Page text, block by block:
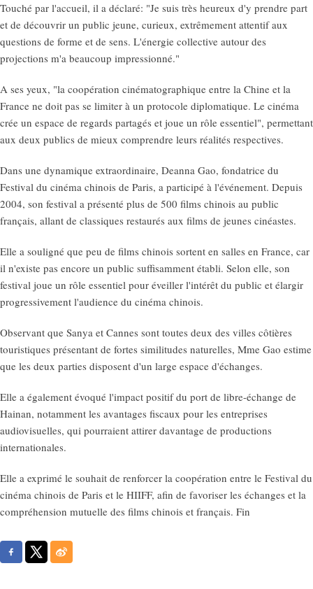
Touché par l'accueil, il a déclaré: "Je suis très heureux d'y prendre part
et de découvrir un public jeune, curieux, extrêmement attentif aux
questions de forme et de sens. L'énergie collective autour des
projections m'a beaucoup impressionné."
A ses yeux, "la coopération cinématographique entre la Chine et la
France ne doit pas se limiter à un protocole diplomatique. Le cinéma
crée un espace de regards partagés et joue un rôle essentiel", permettant
aux deux publics de mieux comprendre leurs réalités respectives.
Dans une dynamique extraordinaire, Deanna Gao, fondatrice du
Festival du cinéma chinois de Paris, a participé à l'événement. Depuis
2004, son festival a présenté plus de 500 films chinois au public
français, allant de classiques restaurés aux films de jeunes cinéastes.
Elle a souligné que peu de films chinois sortent en salles en France, car
il n'existe pas encore un public suffisamment établi. Selon elle, son
festival joue un rôle essentiel pour éveiller l'intérêt du public et élargir
progressivement l'audience du cinéma chinois.
Observant que Sanya et Cannes sont toutes deux des villes côtières
touristiques présentant de fortes similitudes naturelles, Mme Gao estime
que les deux parties disposent d'un large espace d'échanges.
Elle a également évoqué l'impact positif du port de libre-échange de
Hainan, notamment les avantages fiscaux pour les entreprises
audiovisuelles, qui pourraient attirer davantage de productions
internationales.
Elle a exprimé le souhait de renforcer la coopération entre le Festival du
cinéma chinois de Paris et le HIIFF, afin de favoriser les échanges et la
compréhension mutuelle des films chinois et français. Fin